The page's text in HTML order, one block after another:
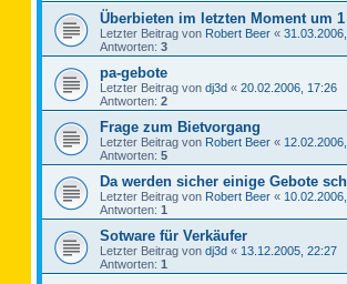
Überbieten im letzten Moment um
Letzter Beitrag von Robert Beer «
Antworten: 3
pa-gebote
Letzter Beitrag von dj3d « 20.02.2006, 17:26
Antworten: 2
Frage zum Bietvorgang
Letzter Beitrag von Robert Beer «
Antworten: 5
Da werden sicher einige Gebote
Letzter Beitrag von Robert Beer «
Antworten: 1
Sotware für Verkäufer
Letzter Beitrag von dj3d « 13.12.2005, 22:27
Antworten: 1